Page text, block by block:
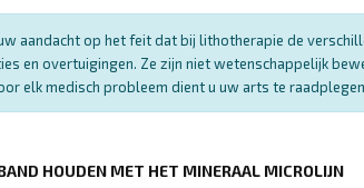
aandacht op het feit dat bij lithotherapie de
en overtuigingen. Ze zijn niet wetenschappelijk
elk medisch probleem dient u uw arts te
HOUDEN MET HET MINERAAL MICROLIJN